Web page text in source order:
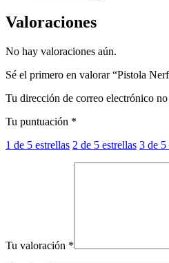
Valoraciones
No hay valoraciones aún.
Sé el primero en valorar “Pistola
Tu dirección de correo electrónico
Tu puntuación *
1 de 5 estrellas 2 de 5 estrellas 3 de 5
Tu valoración *